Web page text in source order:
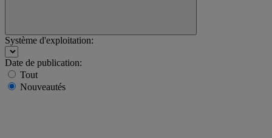
Système d'exploitation:
Date de publication:
Tout
Nouveautés